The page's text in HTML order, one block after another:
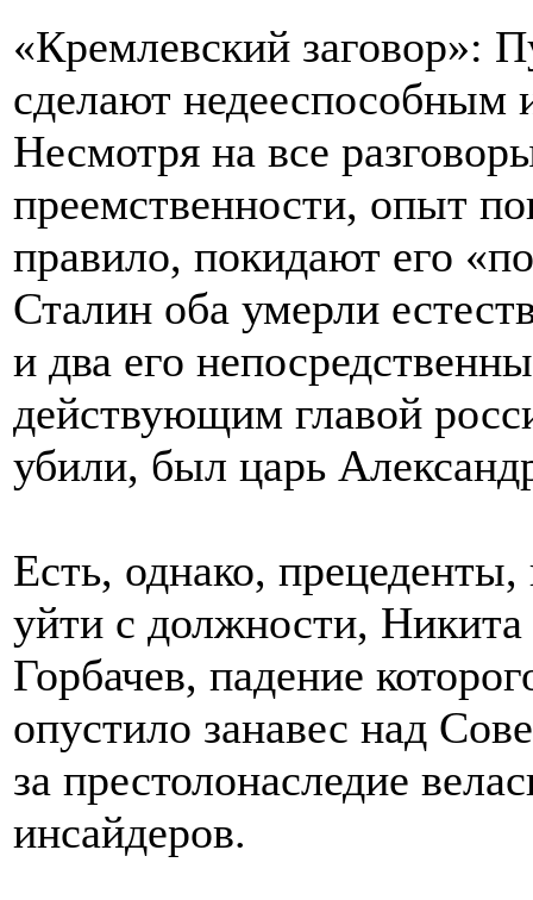
«Кремлевский заговор»:
сделают недееспособным
Несмотря на все
преемственности, опыт
правило, покидают его
Сталин оба умерли
и два его
действующим главой
убили, был царь
Есть, однако,
уйти с должности,
Горбачев, падение
опустило занавес над
за престолонаследие
инсайдеров.